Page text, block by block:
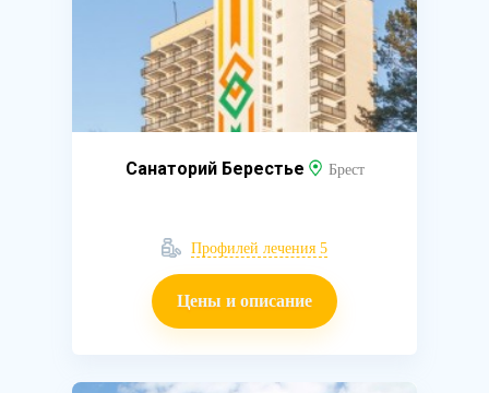
Санаторий Берестье Брест
Профилей лечения 5
Цены и описание